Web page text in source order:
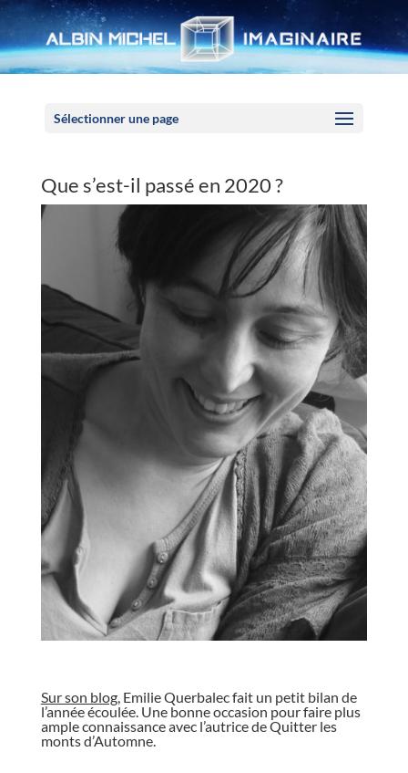
Sélectionner une page
Que s’est-il passé en 2020 ?
Sur son blog, Emilie Querbalec fait un petit bilan de
l’année écoulée. Une bonne occasion pour faire plus
ample connaissance avec l’autrice de Quitter les
monts d’Automne.
Panneau de gestion des cookies